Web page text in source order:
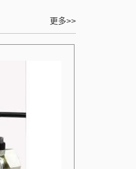
更多>>